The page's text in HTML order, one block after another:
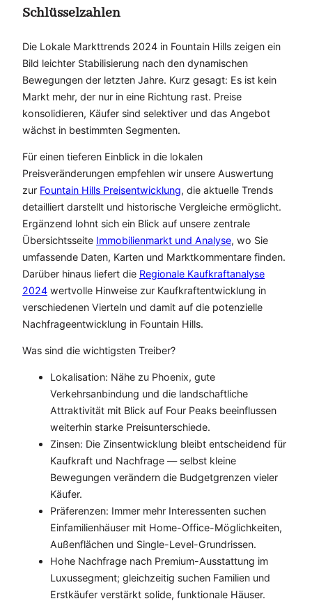
Schlüsselzahlen
Die Lokale Markttrends 2024 in Fountain Hills zeigen ein
Bild leichter Stabilisierung nach den dynamischen
Bewegungen der letzten Jahre. Kurz gesagt: Es ist kein
Markt mehr, der nur in eine Richtung rast. Preise
konsolidieren, Käufer sind selektiver und das Angebot
wächst in bestimmten Segmenten.
Für einen tieferen Einblick in die lokalen
Preisveränderungen empfehlen wir unsere Auswertung
zur Fountain Hills Preisentwicklung, die aktuelle Trends
detailliert darstellt und historische Vergleiche ermöglicht.
Ergänzend lohnt sich ein Blick auf unsere zentrale
Übersichtsseite Immobilienmarkt und Analyse, wo Sie
umfassende Daten, Karten und Marktkommentare finden.
Darüber hinaus liefert die Regionale Kaufkraftanalyse
2024 wertvolle Hinweise zur Kaufkraftentwicklung in
verschiedenen Vierteln und damit auf die potenzielle
Nachfrageentwicklung in Fountain Hills.
Was sind die wichtigsten Treiber?
Lokalisation: Nähe zu Phoenix, gute
Verkehrsanbindung und die landschaftliche
Attraktivität mit Blick auf Four Peaks beeinflussen
weiterhin starke Preisunterschiede.
Zinsen: Die Zinsentwicklung bleibt entscheidend für
Kaufkraft und Nachfrage — selbst kleine
Bewegungen verändern die Budgetgrenzen vieler
Käufer.
Präferenzen: Immer mehr Interessenten suchen
Einfamilienhäuser mit Home-Office-Möglichkeiten,
Außenflächen und Single-Level-Grundrissen.
Hohe Nachfrage nach Premium-Ausstattung im
Luxussegment; gleichzeitig suchen Familien und
Erstkäufer verstärkt solide, funktionale Häuser.